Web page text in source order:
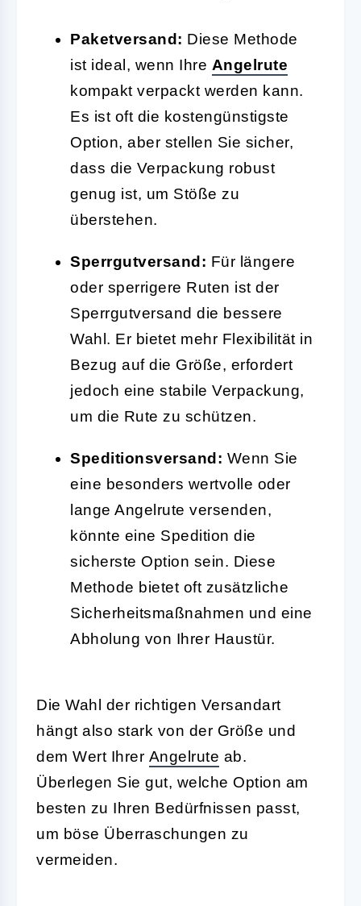
Paketversand: Diese Methode
ist ideal, wenn Ihre Angelrute
kompakt verpackt werden kann.
Es ist oft die kostengünstigste
Option, aber stellen Sie sicher,
dass die Verpackung robust
genug ist, um Stöße zu
überstehen.
Sperrgutversand: Für längere
oder sperrigere Ruten ist der
Sperrgutversand die bessere
Wahl. Er bietet mehr Flexibilität in
Bezug auf die Größe, erfordert
jedoch eine stabile Verpackung,
um die Rute zu schützen.
Speditionsversand: Wenn Sie
eine besonders wertvolle oder
lange Angelrute versenden,
könnte eine Spedition die
sicherste Option sein. Diese
Methode bietet oft zusätzliche
Sicherheitsmaßnahmen und eine
Abholung von Ihrer Haustür.
Die Wahl der richtigen Versandart
hängt also stark von der Größe und
dem Wert Ihrer Angelrute ab.
Überlegen Sie gut, welche Option am
besten zu Ihren Bedürfnissen passt,
um böse Überraschungen zu
vermeiden.